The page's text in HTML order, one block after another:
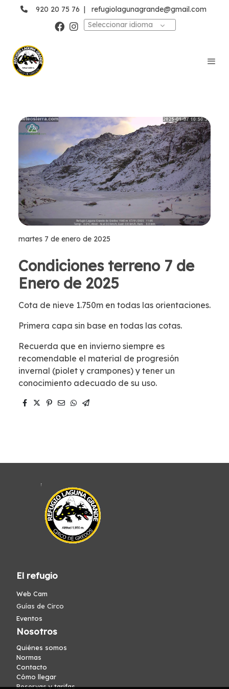
920 20 75 76 |
refugiolagunagrande@gmail.com
Seleccionar idioma
martes 7 de enero de 2025
Condiciones terreno 7 de
Enero de 2025
Cota de nieve 1.750m en todas las orientaciones.
Primera capa sin base en todas las cotas.
Recuerda que en invierno siempre es
recomendable el material de progresión
invernal (piolet y crampones) y tener un
conocimiento adecuado de su uso.
El refugio
Web Cam
Guías de Circo
Eventos
Nosotros
Quiénes somos
Normas
Contacto
Cómo llegar
Reservas y tarifas